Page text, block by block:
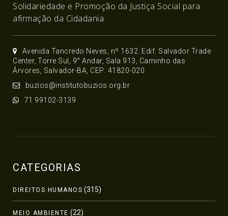
Solidariedade e Promoção da Justiça Social para
afirmação da Cidadania
Avenida Tancredo Neves, nº 1632. Edif. Salvador Trade
Center, Torre Sul, 9° Andar, Sala 913, Caminho das
Árvores, Salvador-BA, CEP: 41820-020
buzios@institutobuzios.org.br
71 99102-3139
CATEGORIAS
DIREITOS HUMANOS (315)
MEIO AMBIENTE (22)